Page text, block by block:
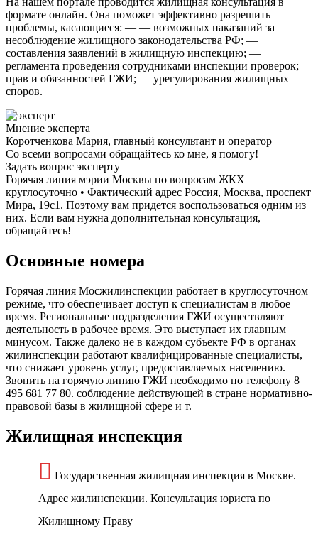
формате онлайн. Она поможет эффективно разрешить
проблемы, касающиеся: — — возможных наказаний за
несоблюдение жилищного законодательства РФ; —
составления заявлений в жилищную инспекцию; —
регламента проведения сотрудниками инспекции проверок;
прав и обязанностей ГЖИ; — урегулирования жилищных
споров.
Мнение эксперта
Коротченкова Мария, главный консультант и оператор
Со всеми вопросами обращайтесь ко мне, я помогу!
Задать вопрос эксперту
Горячая линия мэрии Москвы по вопросам ЖКХ
круглосуточно • Фактический адрес Россия, Москва, проспект
Мира, 19с1. Поэтому вам придется воспользоваться одним из
них. Если вам нужна дополнительная консультация,
обращайтесь!
Основные номера
Горячая линия Мосжилинспекции работает в круглосуточном
режиме, что обеспечивает доступ к специалистам в любое
время. Региональные подразделения ГЖИ осуществляют
деятельность в рабочее время. Это выступает их главным
минусом. Также далеко не в каждом субъекте РФ в органах
жилинспекции работают квалифицированные специалисты,
что снижает уровень услуг, предоставляемых населению.
Звонить на горячую линию ГЖИ необходимо по телефону 8
495 681 77 80. соблюдение действующей в стране нормативно-
правовой базы в жилищной сфере и т.
Жилищная инспекция
Государственная жилищная инспекция в Москве.
Адрес жилинспекции. Консультация юриста по
Жилищному Праву